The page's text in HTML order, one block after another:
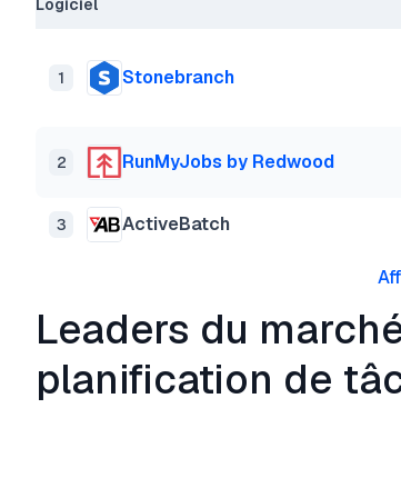
1 Stonebranch
2 RunMyJobs by Redwood
3 ActiveBatch
Leaders du
planification de